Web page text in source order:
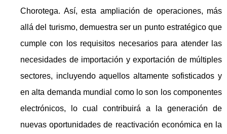
Chorotega. Así, esta ampliación de operaciones, más
allá del turismo, demuestra ser un punto estratégico que
cumple con los requisitos necesarios para atender las
necesidades de importación y exportación de múltiples
sectores, incluyendo aquellos altamente sofisticados y
en alta demanda mundial como lo son los componentes
electrónicos, lo cual contribuirá a la generación de
nuevas oportunidades de reactivación económica en la